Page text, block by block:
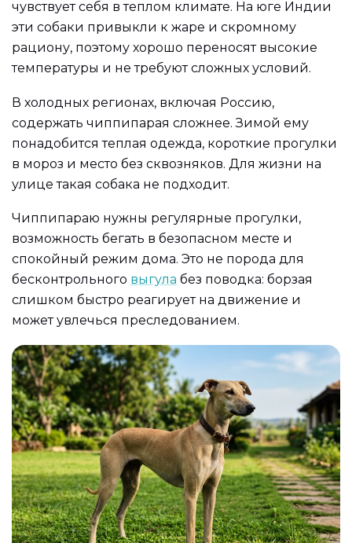
чувствует себя в теплом климате. На юге Индии
эти собаки привыкли к жаре и скромному
рациону, поэтому хорошо переносят высокие
температуры и не требуют сложных условий.
В холодных регионах, включая Россию,
содержать чиппипарая сложнее. Зимой ему
понадобится теплая одежда, короткие прогулки
в мороз и место без сквозняков. Для жизни на
улице такая собака не подходит.
Чиппипараю нужны регулярные прогулки,
возможность бегать в безопасном месте и
спокойный режим дома. Это не порода для
бесконтрольного выгула без поводка: борзая
слишком быстро реагирует на движение и
может увлечься преследованием.